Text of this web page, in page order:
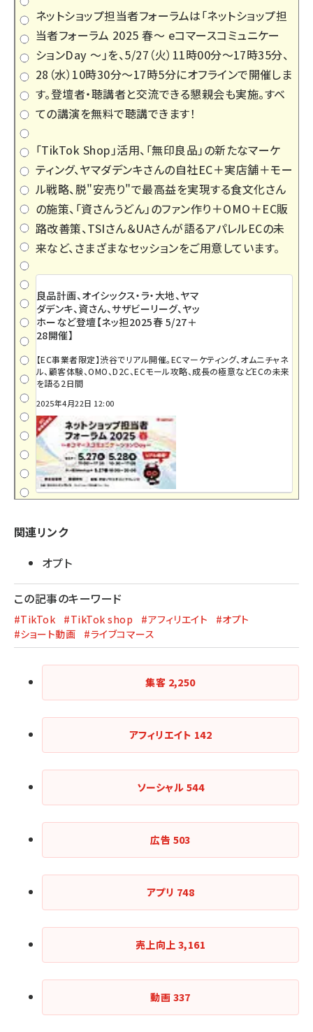
ネットショップ担当者フォーラムは「ネットショップ担
当者フォーラム 2025 春～ eコマースコミュニケー
ションDay ～」を、5/27（火）11時00分～17時35分、
28（水）10時30分～17時5分にオフラインで開催しま
す。登壇者・聴講者と交流できる懇親会も実施。すべ
ての講演を無料で聴講できます！
「TikTok Shop」活用、「無印良品」の新たなマーケ
ティング、ヤマダデンキさんの自社EC＋実店舗＋モー
ル戦略、脱"安売り"で最高益を実現する食文化さん
の施策、「資さんうどん」のファン作り＋OMO＋EC販
路改善策、TSIさん＆UAさんが語るアパレルECの未
来など、さまざまなセッションをご用意しています。
良品計画、オイシックス・ラ・大地、ヤマ
ダデンキ、資さん、サザビーリーグ、ヤッ
ホーなど登壇【ネッ担2025春 5/27＋
28開催】
【EC事業者限定】渋谷でリアル開催。ECマーケティング、オムニチャネ
ル、顧客体験、OMO、D2C、ECモール攻略、成長の極意などECの未来
を語る2日間
2025年4月22日 12:00
関連リンク
オプト
この記事のキーワード
#TikTok #TikTok shop #アフィリエイト
#オプト
#ショート動画
#ライブコマース
集客 2,250
アフィリエイト 142
ソーシャル 544
広告 503
アプリ 748
売上向上 3,161
動画 337